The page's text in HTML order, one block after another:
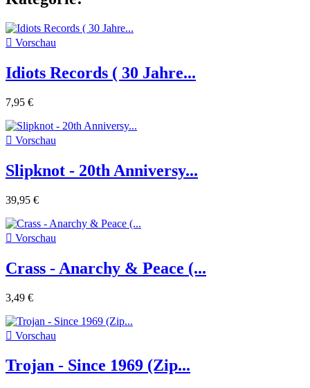
 Vorschau
Idiots Records ( 30 Jahre...
7,95 €
 Vorschau
Slipknot - 20th Anniversy...
39,95 €
 Vorschau
Crass - Anarchy & Peace (...
3,49 €
 Vorschau
Trojan - Since 1969 (Zip...